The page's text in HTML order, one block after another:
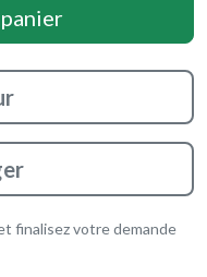
finalisez votre demande